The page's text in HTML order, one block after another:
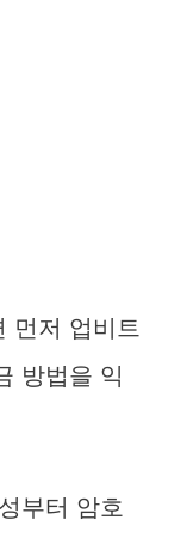
먼저 업비트
방법을 익
부터 암호